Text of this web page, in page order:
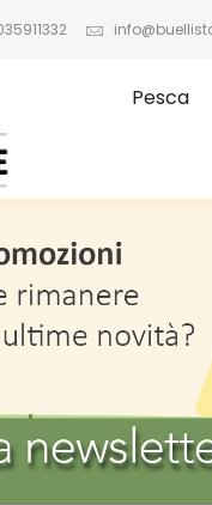
Pesca